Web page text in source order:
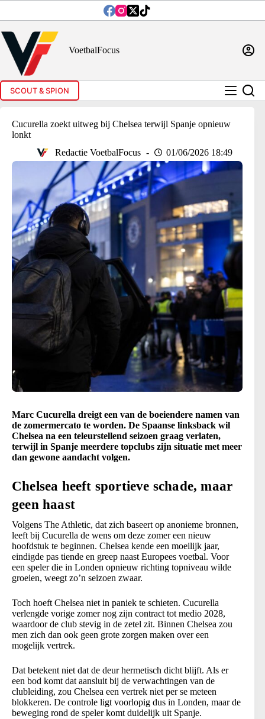
inhoud
VoetbalFocus
SCOUT & SPION
Cucurella zoekt uitweg bij Chelsea terwijl Spanje opnieuw
lonkt
Redactie VoetbalFocus
01/06/2026 18:49
Marc Cucurella dreigt een van de boeiendere namen van
de zomermercato te worden. De Spaanse linksback wil
Chelsea na een teleurstellend seizoen graag verlaten,
terwijl in Spanje meerdere topclubs zijn situatie met meer
dan gewone aandacht volgen.
Chelsea heeft sportieve schade, maar
geen haast
Volgens The Athletic, dat zich baseert op anonieme bronnen,
leeft bij Cucurella de wens om deze zomer een nieuw
hoofdstuk te beginnen. Chelsea kende een moeilijk jaar,
eindigde pas tiende en greep naast Europees voetbal. Voor
een speler die in Londen opnieuw richting topniveau wilde
groeien, weegt zo’n seizoen zwaar.
Toch hoeft Chelsea niet in paniek te schieten. Cucurella
verlengde vorige zomer nog zijn contract tot medio 2028,
waardoor de club stevig in de zetel zit. Binnen Chelsea zou
men zich dan ook geen grote zorgen maken over een
mogelijk vertrek.
Dat betekent niet dat de deur hermetisch dicht blijft. Als er
een bod komt dat aansluit bij de verwachtingen van de
clubleiding, zou Chelsea een vertrek niet per se meteen
blokkeren. De controle ligt voorlopig dus in Londen, maar de
beweging rond de speler komt duidelijk uit Spanje.